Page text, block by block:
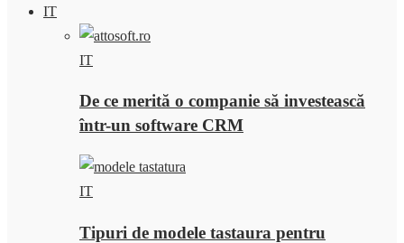
IT
IT
De ce merită o companie să investească
într-un software CRM
IT
Tipuri de modele tastaura pentru